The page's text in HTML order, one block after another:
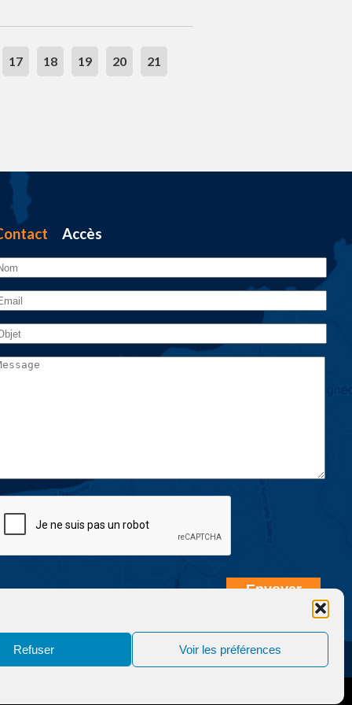
Refuser Voir les préférences
17 18 19 20 21
Accès